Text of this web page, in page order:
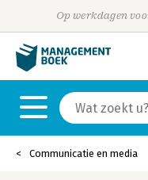
Op werkdagen
Communicatie en media